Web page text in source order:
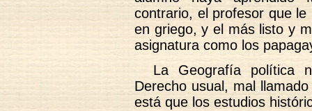
contrario, el profesor que
en griego, y el más listo y
asignatura como los
La Geografía política
Derecho usual, mal
está que los estudios